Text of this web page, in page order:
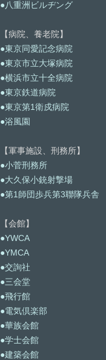
●八重洲ビルヂング
【病院、養老院】
●東京同愛記念病院
●東京市立大塚病院
●横浜市立十全病院
●東京鉄道病院
●東京第1衛戍病院
●浴風園
【軍事施設、刑務所】
●小菅刑務所
●大久保小銃射撃場
●第1師団歩兵第3聯隊兵舎
【会館】
●YWCA
●YMCA
●交詢社
●三会堂
●飛行館
●電気倶楽部
●華族会館
●学士会館
●建築会館